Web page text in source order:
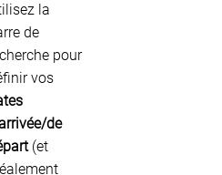
la
de
pour
vos
de
(et